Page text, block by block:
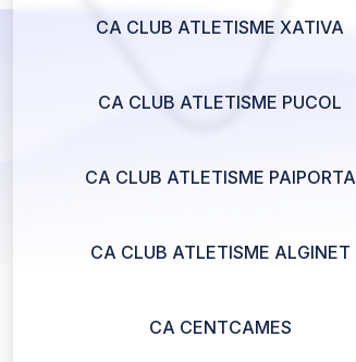
CA CLUB ATLETISME XATIVA
CA CLUB ATLETISME PUCOL
CA CLUB ATLETISME PAIPORTA
CA CLUB ATLETISME ALGINET
CA CENTCAMES